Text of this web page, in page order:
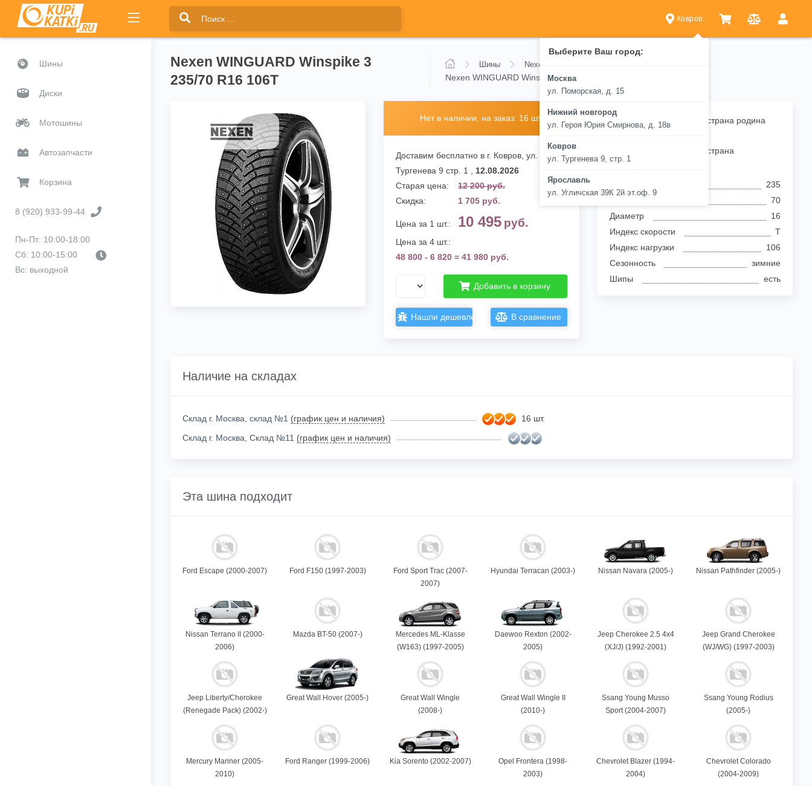
Ковров
Выберите Ваш город:
Москва
ул. Поморская, д. 15
Нижний новгород
ул. Героя Юрия Смирнова, д. 18в
Ковров
ул. Тургенева 9, стр. 1
Ярославль
ул. Угличская 39К 2й эт.оф. 9
Шины
Диски
Мотошины
Автозапчасти
Корзина
8 (920) 933-99-44
Пн-Пт: 10:00-18:00
Сб: 10:00-15:00
Вс: выходной
Nexen WINGUARD Winspike 3
235/70 R16 106T
Шины Nexen
Nexen WINGUARD Winspike 3 235/70 R16 106T
Нет в наличии, на заказ: 16 шт.
Доставим бесплатно в г. Ковров,ул.
Тургенева 9 стр. 1
12.08.2026
Старая цена:
12 200 руб.
Скидка:
1 705 руб.
Цена за 1 шт.: 10 495 руб.
Цена за 4 шт.:
48 800 - 6 820 = 41 980 руб.
Добавить в корзину
Нашли дешевле? В сравнение
Республика Корея — страна родина
Республика Корея — страна
производитель
235
Высота профиля
70
Диаметр
16
Индекс скорости
T
Индекс нагрузки
106
Сезонность
зимние
Шипы
есть
Наличие на складах
Склад г. Москва, склад №1 (график цен и наличия)
16 шт.
Склад г. Москва, Склад №11 (график цен и наличия)
Эта шина подходит
Ford Escape (2000-2007) Ford F150 (1997-2003)
Ford Sport Trac (2007-
2007)
Hyundai Terracan (2003-) Nissan Navara (2005-) Nissan Pathfinder (2005-)
Nissan Terrano II (2000-
2006)
Mazda BT-50 (2007-)
Mercedes ML-Klasse
(W163) (1997-2005)
Daewoo Rexton (2002-
2005)
Jeep Cherokee 2.5 4x4
(XJ/J) (1992-2001)
Jeep Grand Cherokee
(WJ/WG) (1997-2003)
Jeep Liberty/Cherokee
(Renegade Pack) (2002-)
Great Wall Hover (2005-)
Great Wall Wingle
(2008-)
Great Wall Wingle II
(2010-)
Ssang Young Musso
Sport (2004-2007)
Ssang Young Rodius
(2005-)
Mercury Mariner (2005-
2010)
Ford Ranger (1999-2006) Kia Sorento (2002-2007)
Opel Frontera (1998-
2003)
Chevrolet Blazer (1994-
2004)
Chevrolet Colorado
(2004-2009)